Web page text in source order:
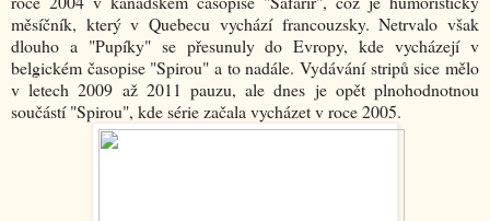
měsíčník, který v Quebecu vychází francouzsky. Netrvalo však
dlouho a "Pupíky" se přesunuly do Evropy, kde vycházejí v
belgickém časopise "Spirou" a to nadále. Vydávání stripů sice mělo
v letech 2009 až 2011 pauzu, ale dnes je opět plnohodnotnou
součástí "Spirou", kde série začala vycházet v roce 2005.